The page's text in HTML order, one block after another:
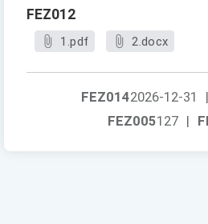
FEZ012
1.pdf 2.docx
FEZ0142026-12-31
|
FEZ005127 |